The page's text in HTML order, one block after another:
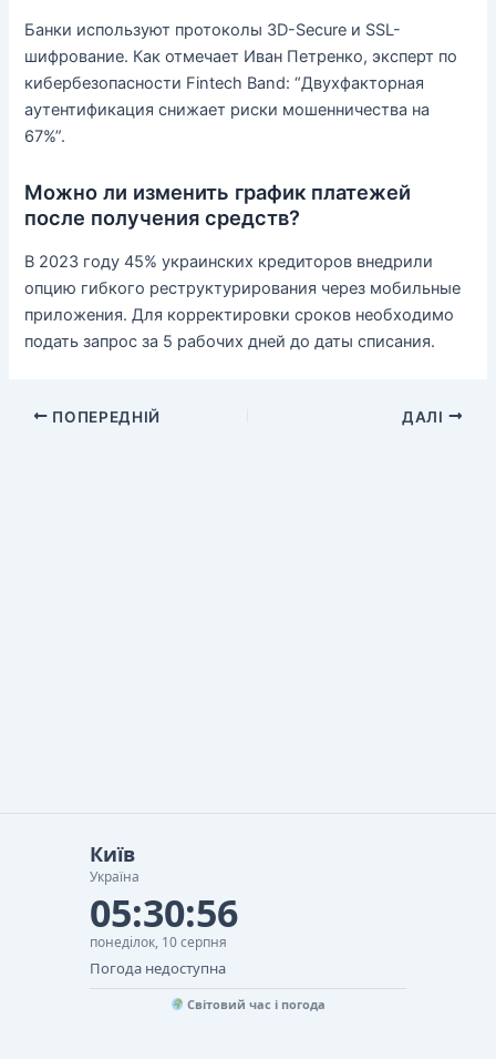
Банки используют протоколы 3D-Secure и SSL-
шифрование. Как отмечает Иван Петренко, эксперт по
кибербезопасности Fintech Band: “Двухфакторная
аутентификация снижает риски мошенничества на
67%”.
Можно ли изменить график платежей
после получения средств?
В 2023 году 45% украинских кредиторов внедрили
опцию гибкого реструктурирования через мобильные
приложения. Для корректировки сроков необходимо
подать запрос за 5 рабочих дней до даты списания.
ПОПЕРЕДНІЙ ДАЛІ
Київ
Україна
05:30:57
понеділок, 10 серпня
Погода недоступна
Світовий час і погода